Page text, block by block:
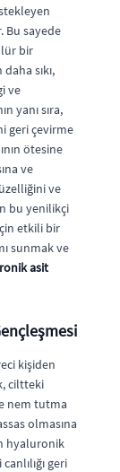
Bu sayede
bir
sıkı,
ve
yanı sıra,
geri çevirme
ötesine
ve
ve
bu yenilikçi
etkili bir
sunmak ve
asit
kişiden
ciltteki
nem tutma
olmasına
hyaluronik
geri